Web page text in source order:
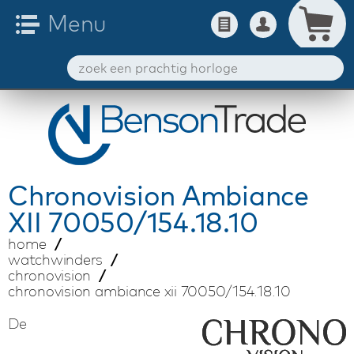
Chronovision Ambiance
XII 70050/154.18.10
home
watchwinders
chronovision
chronovision ambiance xii 70050/154.18.10
De